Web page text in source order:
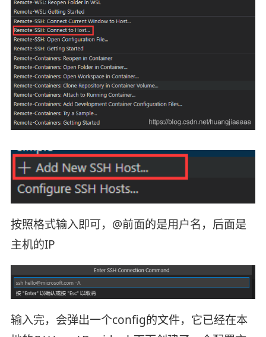
按照格式输入即可，@前面的是用户名，后面是
主机的IP
输入完，会弹出一个config的文件，它已经在本